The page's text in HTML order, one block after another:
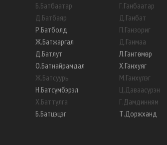
Б.Батбаатар
Д.Батбаяр
Р.Батболд
Ж.Батжаргал
Д.Батлут
О.Батнайрамдал
Ж.Батсуурь
Н.Батсүмбэрэл
Х.Баттулга
Б.Батцэцэг
Г.Ганбаатар
Д.Ганбат
П.Ганзориг
Д.Ганмаа
Л.Гантөмөр
Х.Ганхуяг
М.Ганхүлэг
Ц.Даваасүрэн
Г.Дамдинням
Т.Доржханд